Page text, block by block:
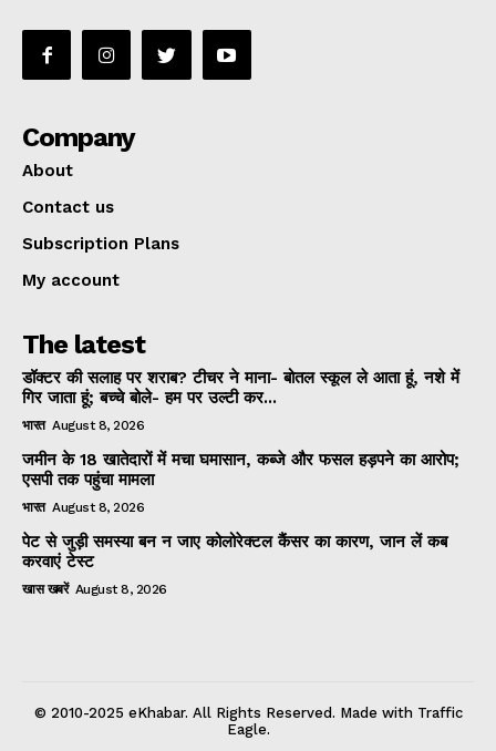
Company
About
Contact us
Subscription Plans
My account
The latest
डॉक्टर की सलाह पर शराब? टीचर ने माना- बोतल स्कूल ले आता हूं, नशे में
गिर जाता हूं; बच्चे बोले- हम पर उल्टी कर...
भारत August 8, 2026
जमीन के 18 खातेदारों में मचा घमासान, कब्जे और फसल हड़पने का आरोप;
एसपी तक पहुंचा मामला
भारत August 8, 2026
पेट से जुड़ी समस्या बन न जाए कोलोरेक्टल कैंसर का कारण, जान लें कब
करवाएं टेस्ट
खास खबरें August 8, 2026
© 2010-2025 eKhabar. All Rights Reserved. Made with Traffic
Eagle.